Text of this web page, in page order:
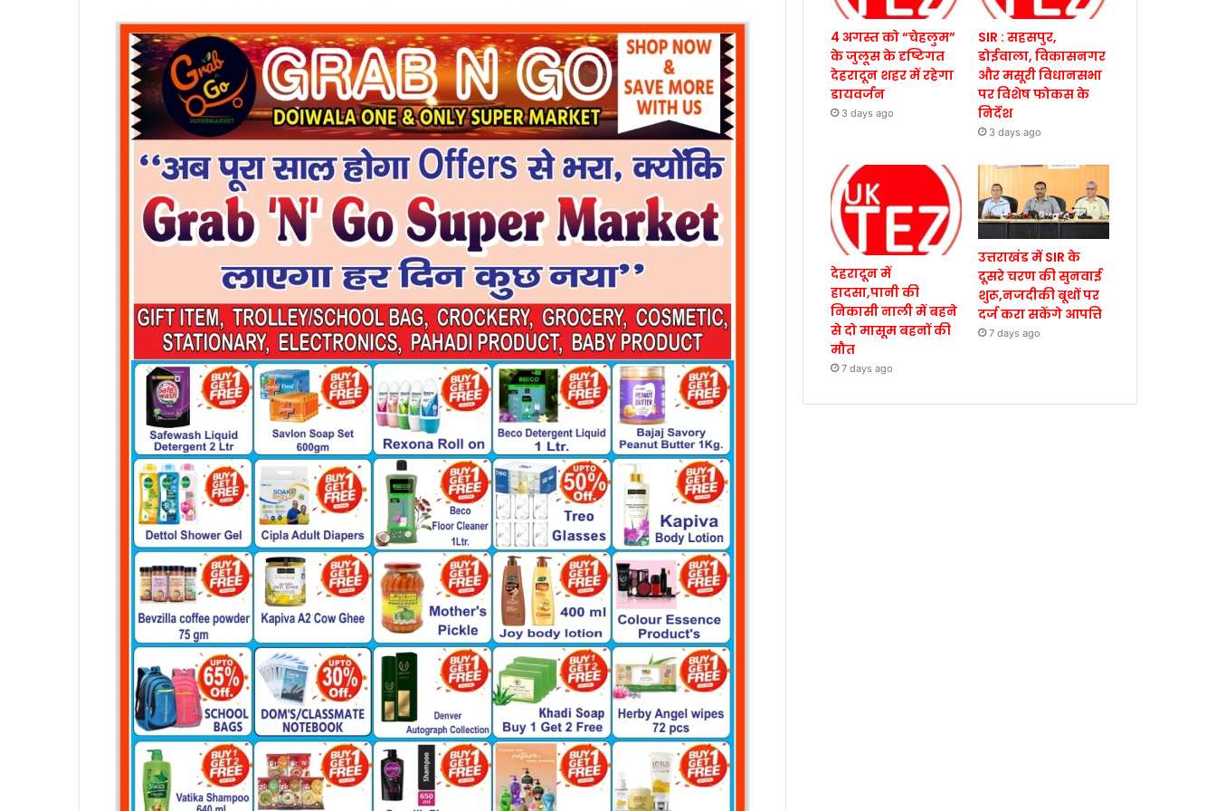
4 अगस्त को “चेहलुम”
के जुलूस के दृष्टिगत
देहरादून शहर में रहेगा
डायवर्जन
3 days ago
SIR : सहसपुर,
डोईवाला, विकासनगर
और मसूरी विधानसभा
पर विशेष फोकस के
निर्देश
3 days ago
देहरादून में
हादसा,पानी की
निकासी नाली में बहने
से दो मासूम बहनों की
मौत
7 days ago
उत्तराखंड में SIR के
दूसरे चरण की सुनवाई
शुरू,नजदीकी बूथों पर
दर्ज करा सकेंगे आपत्ति
7 days ago